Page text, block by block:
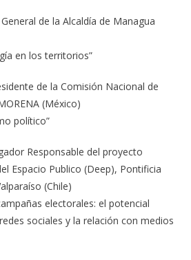
de la Alcaldía de Managua
en los territorios”
de la Comisión Nacional de
(México)
político”
Responsable del proyecto
Espacio Publico (Deep), Pontificia
(Chile)
electorales: el potencial
sociales y la relación con medios